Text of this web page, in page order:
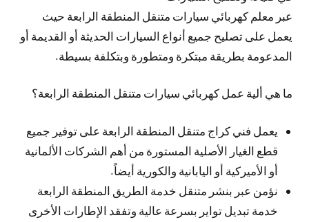
عبر معلم كهربائي سيارات متنقل المنطقة الرابعة حيث
يعمل على تصليح جميع أنواع السيارات الحديثة أو القديمة أو
المدعومة بطريقة مبتكرة ومتطورة وبتكلفة بسيطة.
ما هي ألية عمل كهربائي سيارات متنقل المنطقة الرابعة؟
يعمل فني كراج متنقل المنطقة الرابعة على توفير جميع
قطع الغيار الأصلية المستورة من أهم الشركات الألمانية
أو الأميركية أو اليابانية والكورية أيضاً.
نؤمن عبر بنشر متنقل خدمة الطريق المنطقة الرابعة
خدمة تبديل تواير بسرعة عالية وتفقد الإطارات الأخرى